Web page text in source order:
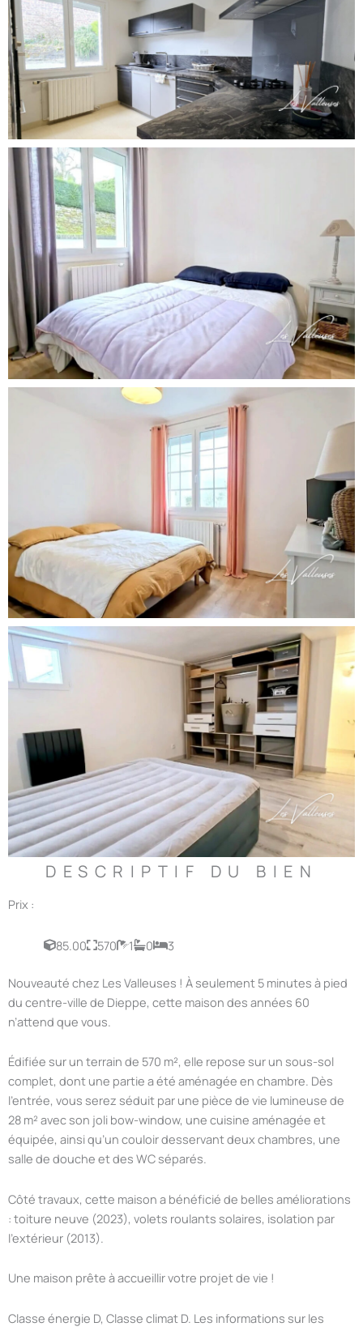
DESCRIPTIF DU BIEN
Prix :
85.00 570 1 0 3
Nouveauté chez Les Valleuses ! À seulement 5 minutes à pied
du centre-ville de Dieppe, cette maison des années 60
n’attend que vous.
Édifiée sur un terrain de 570 m², elle repose sur un sous-sol
complet, dont une partie a été aménagée en chambre. Dès
l’entrée, vous serez séduit par une pièce de vie lumineuse de
28 m² avec son joli bow-window, une cuisine aménagée et
équipée, ainsi qu’un couloir desservant deux chambres, une
salle de douche et des WC séparés.
Côté travaux, cette maison a bénéficié de belles améliorations
: toiture neuve (2023), volets roulants solaires, isolation par
l’extérieur (2013).
Une maison prête à accueillir votre projet de vie !
Classe énergie D, Classe climat D. Les informations sur les